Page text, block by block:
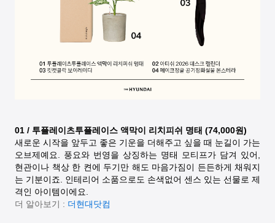
01 / 투플레이츠투플레이스 액막이 리치피쉬 명태 (74,000원)
새로운 시작을 앞두고 좋은 기운을 더해주고 싶을 때 눈길이 가는
오브제예요. 풍요와 번영을 상징하는 명태 모티프가 담겨 있어,
현관이나 책상 한 켠에 두기만 해도 마음가짐이 든든하게 채워지
는 기분이죠. 인테리어 소품으로도 손색없어 센스 있는 선물로 제
격인 아이템이에요.
더 알아보기 : 더현대닷컴